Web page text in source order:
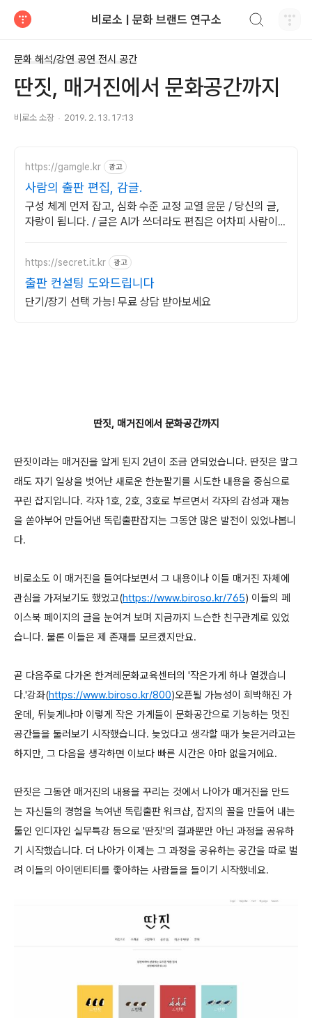
비로소 | 문화 브랜드 연구소
문화 해석/강연 공연 전시 공간
딴짓, 매거진에서 문화공간까지
비로소 소장 2019. 2. 13. 17:13
https://gamgle.kr 광고
사람의 출판 편집, 감글.
구성 체계 먼저 잡고, 심화 수준 교정 교열 윤문 / 당신의 글,
자랑이 됩니다. / 글은 AI가 쓰더라도 편집은 어차피 사람이
https://secret.it.kr 광고
출판 컨설팅 도와드립니다
단기/장기 선택 가능! 무료 상담 받아보세요
딴짓, 매거진에서 문화공간까지
딴짓이라는 매거진을 알게 된지 2년이 조금 안되었습니다. 딴짓은 말그
래도 자기 일상을 벗어난 새로운 한눈팔기를 시도한 내용을 중심으로
꾸린 잡지입니다. 각자 1호, 2호, 3호로 부르면서 각자의 감성과 재능
을 쏟아부어 만들어낸 독립출판잡지는 그동안 많은 발전이 있었나봅니
다.
비로소도 이 매거진을 들여다보면서 그 내용이나 이들 매거진 자체에
관심을 가져보기도 했었고(https://www.biroso.kr/765) 이들의 페
이스북 페이지의 글을 눈여겨 보며 지금까지 느슨한 친구관계로 있었
습니다. 물론 이들은 제 존재를 모르겠지만요.
곧 다음주로 다가온 한겨레문화교육센터의 '작은가게 하나 열겠습니
다.'강좌(https://www.biroso.kr/800)오픈될 가능성이 희박해진 가
운데, 뒤늦게나마 이렇게 작은 가게들이 문화공간으로 기능하는 멋진
공간들을 둘러보기 시작했습니다. 늦었다고 생각할 때가 늦은거라고는
하지만, 그 다음을 생각하면 이보다 빠른 시간은 아마 없을거에요.
딴짓은 그동안 매거진의 내용을 꾸리는 것에서 나아가 매거진을 만드
는 자신들의 경험을 녹여낸 독립출판 워크샵, 잡지의 꼴을 만들어 내는
툴인 인디자인 실무특강 등으로 '딴짓'의 결과뿐만 아닌 과정을 공유하
기 시작했습니다. 더 나아가 이제는 그 과정을 공유하는 공간을 따로 벌
려 이들의 아이덴티티를 좋아하는 사람들을 들이기 시작했네요.